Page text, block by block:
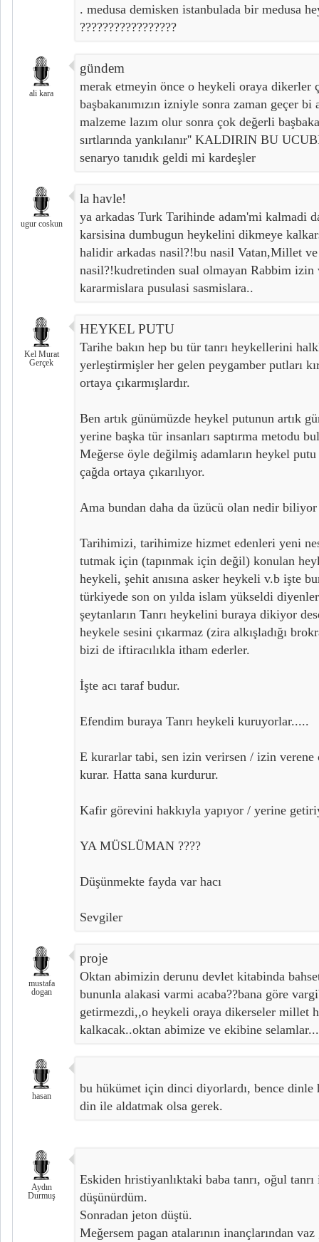
. medusa demisken istanbulada bir medusa
?????????????????
ali kara
gündem
merak etmeyin önce o heykeli oraya dikerler
başbakanımızın izniyle sonra zaman geçer
malzeme lazım olur sonra çok değerli
sırtlarında yankılanır'' KALDIRIN BU
senaryo tanıdık geldi mi kardeşler
ugur coskun
la havle!
ya arkadas Turk Tarihinde adam'mi kalmadi
karsisina dumbugun heykelini dikmeye
halidir arkadas nasil?!bu nasil Vatan,Millet
nasil?!kudretinden sual olmayan Rabbim
kararmislara pusulasi sasmislara..
Kel Murat
Gerçek
HEYKEL PUTU
Tarihe bakın hep bu tür tanrı heykellerini
yerleştirmişler her gelen peygamber putları
ortaya çıkarmışlardır.
Ben artık günümüzde heykel putunun artık
yerine başka tür insanları saptırma metodu
Meğerse öyle değilmiş adamların heykel putu
çağda ortaya çıkarılıyor.
Ama bundan daha da üzücü olan nedir biliyor
Tarihimizi, tarihimize hizmet edenleri yeni
tutmak için (tapınmak için değil) konulan
heykeli, şehit anısına asker heykeli v.b işte
türkiyede son on yılda islam yükseldi
şeytanların Tanrı heykelini buraya dikiyor
heykele sesini çıkarmaz (zira alkışladığı
bizi de iftiracılıkla itham ederler.
İşte acı taraf budur.
Efendim buraya Tanrı heykeli kuruyorlar.....
E kurarlar tabi, sen izin verirsen / izin verene
kurar. Hatta sana kurdurur.
Kafir görevini hakkıyla yapıyor / yerine
YA MÜSLÜMAN ????
Düşünmekte fayda var hacı
Sevgiler
mustafa
dogan
proje
Oktan abimizin derunu devlet kitabinda
bununla alakasi varmi acaba??bana göre
getirmezdi,,o heykeli oraya dikerseler millet
kalkacak..oktan abimize ve ekibine selamlar...
hasan
bu hükümet için dinci diyorlardı, bence dinle
din ile aldatmak olsa gerek.
Aydın
Durmuş
Eskiden hristiyanlıktaki baba tanrı, oğul tanrı
düşünürdüm.
Sonradan jeton düştü.
Meğersem pagan atalarının inançlarından